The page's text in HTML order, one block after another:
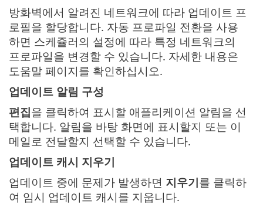
방화벽에서 알려진 네트워크에 따라 업데이트 프
로필을 할당합니다. 자동 프로파일 전환을 사용
하면 스케쥴러의 설정에 따라 특정 네트워크의
프로파일을 변경할 수 있습니다. 자세한 내용은
도움말 페이지를 확인하십시오.
업데이트 알림 구성
편집을 클릭하여 표시할 애플리케이션 알림을 선
택합니다. 알림을 바탕 화면에 표시할지 또는 이
메일로 전달할지 선택할 수 있습니다.
업데이트 캐시 지우기
업데이트 중에 문제가 발생하면 지우기를 클릭하
여 임시 업데이트 캐시를 지웁니다.